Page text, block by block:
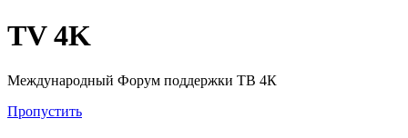
TV 4K
Международный Форум поддержки ТВ 4К
Пропустить